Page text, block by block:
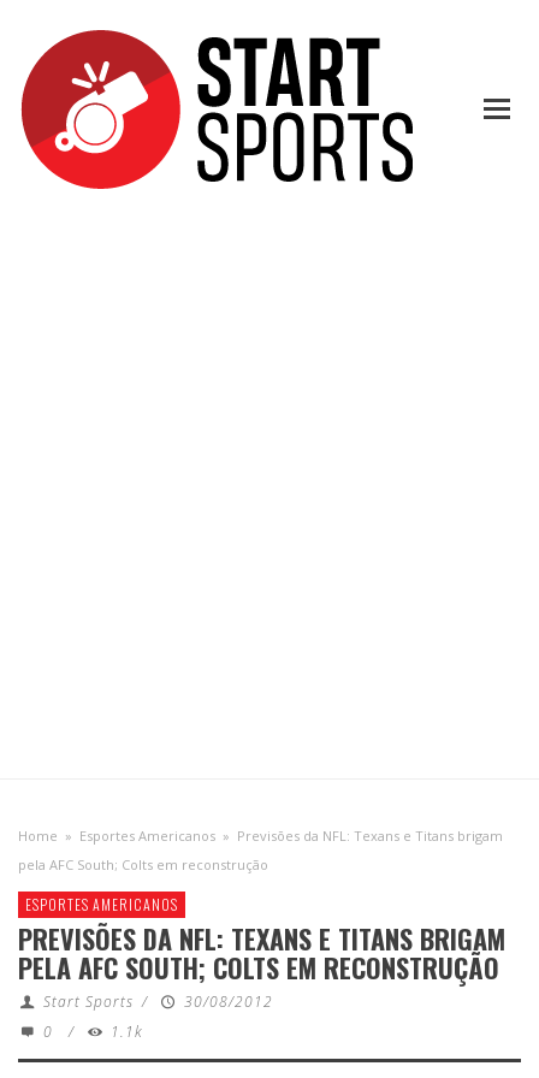
Home » Esportes Americanos » Previsões da NFL: Texans e Titans brigam
pela AFC South; Colts em reconstrução
ESPORTES AMERICANOS
PREVISÕES DA NFL: TEXANS E TITANS BRIGAM
PELA AFC SOUTH; COLTS EM RECONSTRUÇÃO
Start Sports /
30/08/2012
0
/ 1.1k